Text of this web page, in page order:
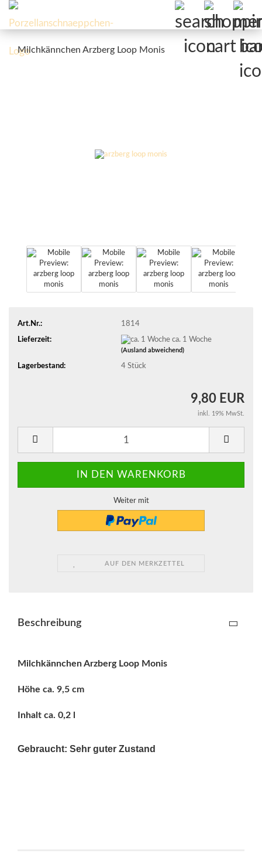
Milchkännchen Arzberg Loop Monis
Art.Nr.: 1814
Lieferzeit: ca. 1 Woche
(Ausland abweichend)
Lagerbestand: 4 Stück
9,80 EUR
inkl. 19% MwSt.
Weiter mit
AUF DEN MERKZETTEL
Beschreibung
Milchkännchen Arzberg Loop Monis
Höhe ca. 9,5 cm
Inhalt ca. 0,2 l
Gebraucht: Sehr guter Zustand